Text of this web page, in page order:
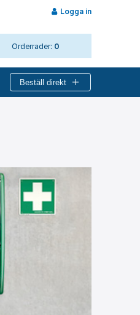
Logga in
Orderrader: 0
Beställ direkt